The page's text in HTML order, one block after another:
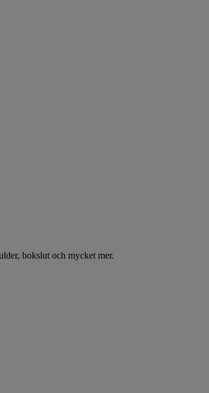
bokslut och mycket mer.